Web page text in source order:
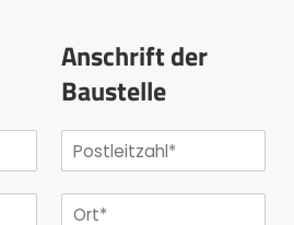
Anschrift der
Baustelle